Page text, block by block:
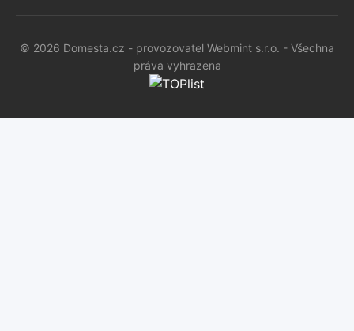
© 2026 Domesta.cz - provozovatel Webmint s.r.o. - Všechna
práva vyhrazena